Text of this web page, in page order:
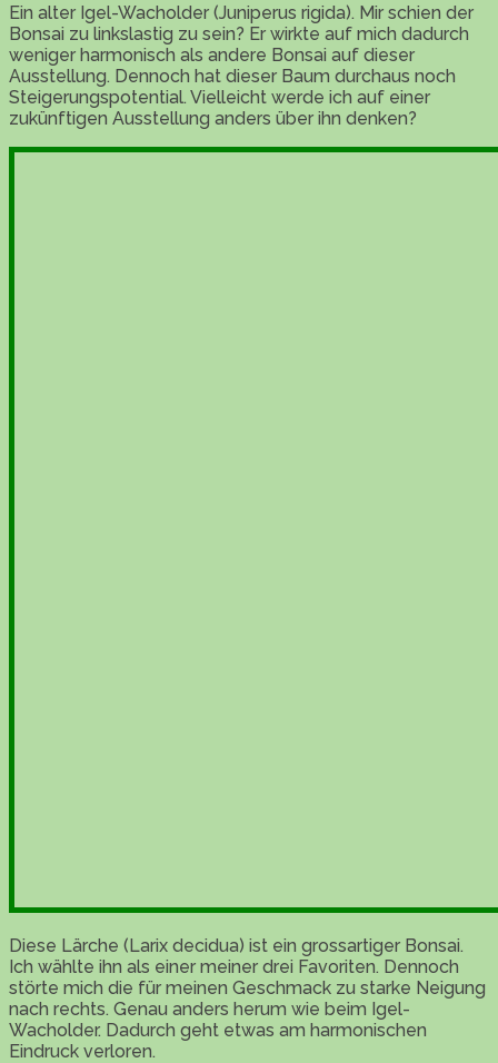
Ein alter Igel-Wacholder (Juniperus rigida). Mir schien der
Bonsai zu linkslastig zu sein? Er wirkte auf mich dadurch
weniger harmonisch als andere Bonsai auf dieser
Ausstellung. Dennoch hat dieser Baum durchaus noch
Steigerungspotential. Vielleicht werde ich auf einer
zukünftigen Ausstellung anders über ihn denken?
Diese Lärche (Larix decidua) ist ein grossartiger Bonsai.
Ich wählte ihn als einer meiner drei Favoriten. Dennoch
störte mich die für meinen Geschmack zu starke Neigung
nach rechts. Genau anders herum wie beim Igel-
Wacholder. Dadurch geht etwas am harmonischen
Eindruck verloren.